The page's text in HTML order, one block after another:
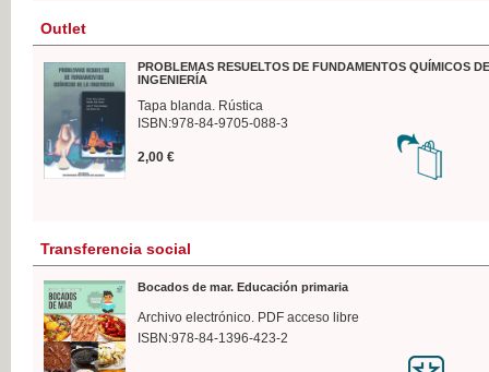
Outlet
PROBLEMAS RESUELTOS DE FUNDAMENTOS QUÍMICOS
INGENIERÍA
Tapa blanda. Rústica
ISBN:978-84-9705-088-3
2,00 €
Transferencia social
Bocados de mar. Educación primaria
Archivo electrónico. PDF acceso libre
ISBN:978-84-1396-423-2